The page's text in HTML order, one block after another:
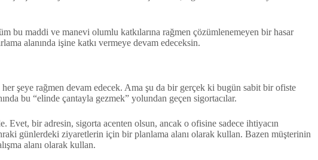
bu maddi ve manevi olumlu katkılarına rağmen çözümlenemeyen bir hasar
alanında işine katkı vermeye devam edeceksin.
şeye rağmen devam edecek. Ama şu da bir gerçek ki bugün sabit bir ofiste
bu “elinde çantayla gezmek” yolundan geçen sigortacılar.
bir adresin, sigorta acenten olsun, ancak o ofisine sadece ihtiyacın
günlerdeki ziyaretlerin için bir planlama alanı olarak kullan. Bazen müşterinin
alanı olarak kullan.